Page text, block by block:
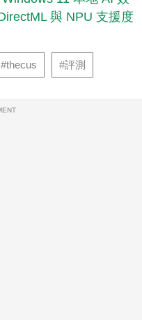
與 NPU 支援度
#thecus #評測